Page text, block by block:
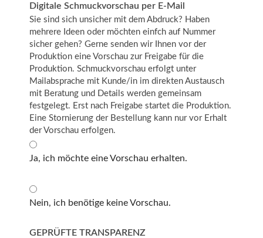
Digitale Schmuckvorschau per E-Mail
Sie sind sich unsicher mit dem Abdruck? Haben
mehrere Ideen oder möchten einfch auf Nummer
sicher gehen? Gerne senden wir Ihnen vor der
Produktion eine Vorschau zur Freigabe für die
Produktion. Schmuckvorschau erfolgt unter
Mailabsprache mit Kunde/in im direkten Austausch
mit Beratung und Details werden gemeinsam
festgelegt. Erst nach Freigabe startet die Produktion.
Eine Stornierung der Bestellung kann nur vor Erhalt
der Vorschau erfolgen.
Ja, ich möchte eine Vorschau erhalten.
Nein, ich benötige keine Vorschau.
GEPRÜFTE TRANSPARENZ